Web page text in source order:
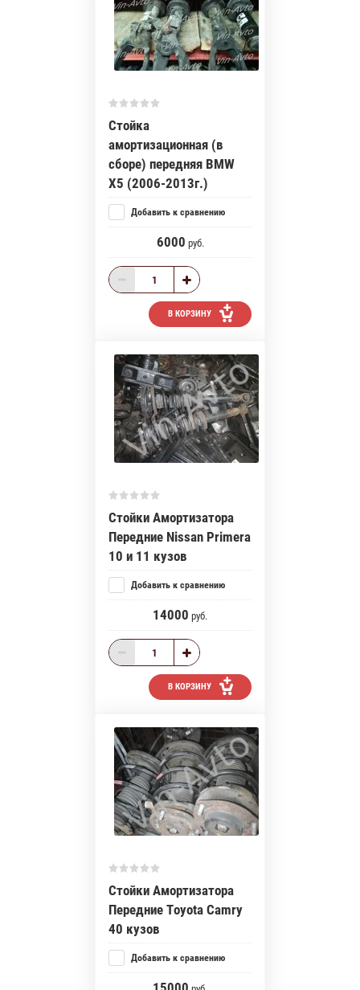
Стойка
амортизационная (в
сборе) передняя BMW
X5 (2006-2013г.)
Добавить к сравнению
6000 руб.
В КОРЗИНУ
Стойки Амортизатора
Передние Nissan Primera
10 и 11 кузов
Добавить к сравнению
14000 руб.
В КОРЗИНУ
Стойки Амортизатора
Передние Toyota Camry
40 кузов
Добавить к сравнению